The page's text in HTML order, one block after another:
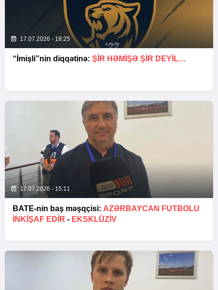
17.07.2026 - 18:25
“İmişli”nin diqqətinə: ŞIR HƏMIŞƏ ŞIR DEYIL…
17.07.2026 - 15:11
BATE-nin baş məşqçisi: AZƏRBAYCAN FUTBOLU
INKIŞAF EDIR - EKSKLÜZİV